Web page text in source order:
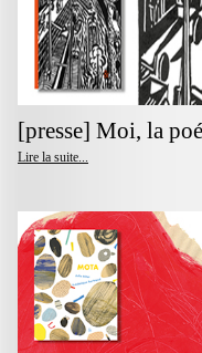
[presse] Moi, la
Lire la suite...